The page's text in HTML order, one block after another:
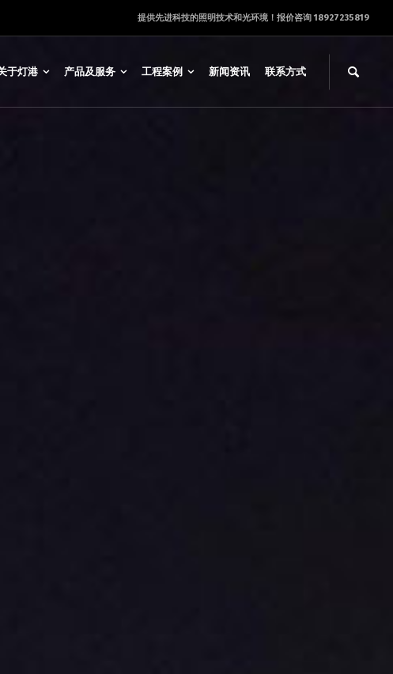
提供先进科技的照明技术和光环境！报价咨询 18927235819
于灯港 产品及服务 工程案例 新闻资讯 联系方式